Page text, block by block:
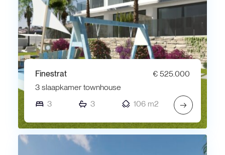
Finestrat
€ 525.000
3 slaapkamer townhouse
3
3 106 m2 →